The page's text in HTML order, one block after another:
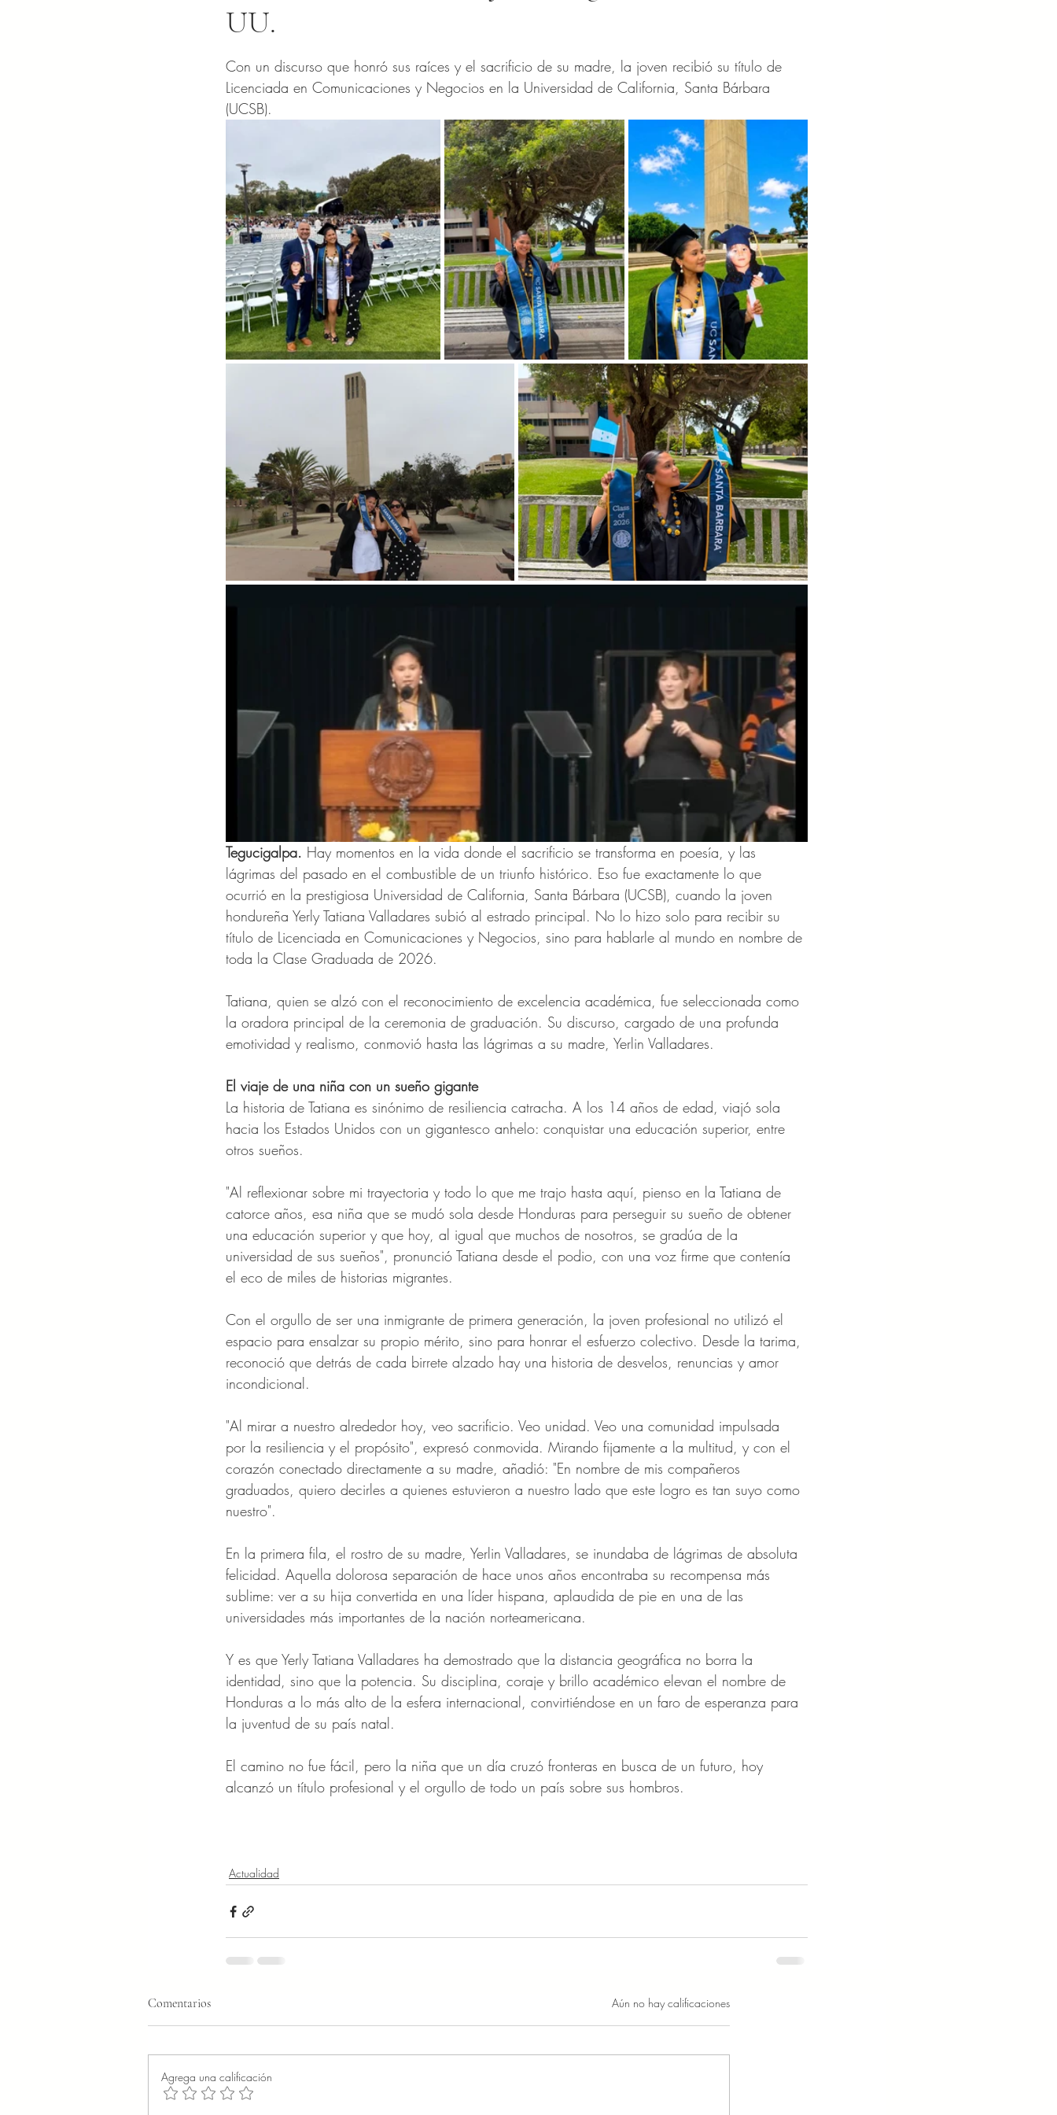
UU.
Con un discurso que honró sus raíces y el sacrificio de su madre, la joven recibió su título de
Licenciada en Comunicaciones y Negocios en la Universidad de California, Santa Bárbara
(UCSB).
Tegucigalpa. Hay momentos en la vida donde el sacrificio se transforma en poesía, y las
lágrimas del pasado en el combustible de un triunfo histórico. Eso fue exactamente lo que
ocurrió en la prestigiosa Universidad de California, Santa Bárbara (UCSB), cuando la joven
hondureña Yerly Tatiana Valladares subió al estrado principal. No lo hizo solo para recibir su
título de Licenciada en Comunicaciones y Negocios, sino para hablarle al mundo en nombre de
toda la Clase Graduada de 2026.
Tatiana, quien se alzó con el reconocimiento de excelencia académica, fue seleccionada como
la oradora principal de la ceremonia de graduación. Su discurso, cargado de una profunda
emotividad y realismo, conmovió hasta las lágrimas a su madre, Yerlin Valladares.
El viaje de una niña con un sueño gigante
La historia de Tatiana es sinónimo de resiliencia catracha. A los 14 años de edad, viajó sola
hacia los Estados Unidos con un gigantesco anhelo: conquistar una educación superior, entre
otros sueños.
"Al reflexionar sobre mi trayectoria y todo lo que me trajo hasta aquí, pienso en la Tatiana de
catorce años, esa niña que se mudó sola desde Honduras para perseguir su sueño de obtener
una educación superior y que hoy, al igual que muchos de nosotros, se gradúa de la
universidad de sus sueños", pronunció Tatiana desde el podio, con una voz firme que contenía
el eco de miles de historias migrantes.
Con el orgullo de ser una inmigrante de primera generación, la joven profesional no utilizó el
espacio para ensalzar su propio mérito, sino para honrar el esfuerzo colectivo. Desde la tarima,
reconoció que detrás de cada birrete alzado hay una historia de desvelos, renuncias y amor
incondicional.
"Al mirar a nuestro alrededor hoy, veo sacrificio. Veo unidad. Veo una comunidad impulsada
por la resiliencia y el propósito", expresó conmovida. Mirando fijamente a la multitud, y con el
corazón conectado directamente a su madre, añadió: "En nombre de mis compañeros
graduados, quiero decirles a quienes estuvieron a nuestro lado que este logro es tan suyo como
nuestro".
En la primera fila, el rostro de su madre, Yerlin Valladares, se inundaba de lágrimas de absoluta
felicidad. Aquella dolorosa separación de hace unos años encontraba su recompensa más
sublime: ver a su hija convertida en una líder hispana, aplaudida de pie en una de las
universidades más importantes de la nación norteamericana.
Y es que Yerly Tatiana Valladares ha demostrado que la distancia geográfica no borra la
identidad, sino que la potencia. Su disciplina, coraje y brillo académico elevan el nombre de
Honduras a lo más alto de la esfera internacional, convirtiéndose en un faro de esperanza para
la juventud de su país natal.
El camino no fue fácil, pero la niña que un día cruzó fronteras en busca de un futuro, hoy
alcanzó un título profesional y el orgullo de todo un país sobre sus hombros.
Actualidad
Comentarios Obtuvo 0 de 5 estrellas.
Aún no hay calificaciones
Agrega una calificación